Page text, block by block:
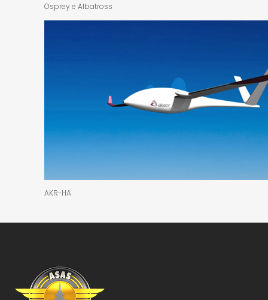
Osprey e Albatross
AKR-HA